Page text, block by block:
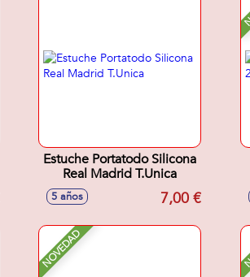
Estuche Portatodo Silicona
Real Madrid T.Unica
5 años 7,00 €
NOVEDAD